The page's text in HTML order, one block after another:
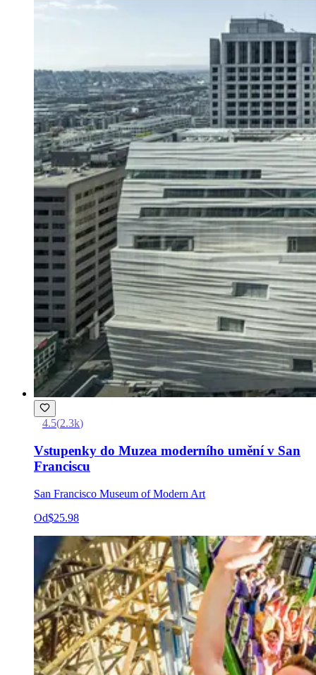
4.5(2.3k)
Vstupenky do Muzea moderního umění v San
Franciscu
San Francisco Museum of Modern Art
Od$25.98